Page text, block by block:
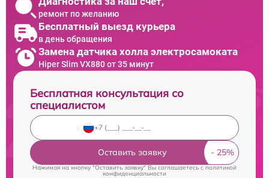
ремонт по желанию
Бесплатный выезд курьера
в день обращения
Замена датчика холла электросамоката
Hiper Slim VX880 от 35 минут
Бесплатная консультация со
специалистом
Оставить заявку
Нажимая на кнопку "Оставить заявку" Вы соглашаетесь cполитикой
конфиденциальности